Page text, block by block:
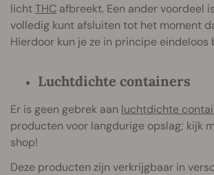
lichtTHC afbreekt. Een ander voordeel
volledig kunt afsluiten tot het moment
Hierdoor kun je ze in principe eindeloos
Luchtdichte containers
Er is geen gebrek aan luchtdichte
producten voor langdurige opslag; kijk
shop!
Deze producten zijn verkrijgbaar in